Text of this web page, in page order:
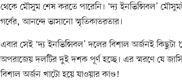
থেকে মৌসুম শেষ করতে পারেনি। ‘দ্য ইনভিন্সিবল’
গর্বের, আনন্দে ভাসানো স্মৃতিকাতরতার।
এবার সেই ‘দ্য ইনভিন্সিবল’ দলের বিশাল অর্জনই কিছুটা
অপরাজেয় দলটির দুই দশক পূর্ণ হচ্ছে। এর স্মরণে যে
বিশাল অর্জন খাটো হয়ে যাওয়ার কাণ্ড!